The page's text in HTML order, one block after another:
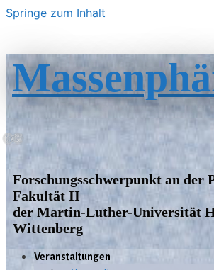
Springe zum Inhalt
Forschungsschwerpunkt an der
Fakultät II
der Martin-Luther-Universität
Wittenberg
Veranstaltungen